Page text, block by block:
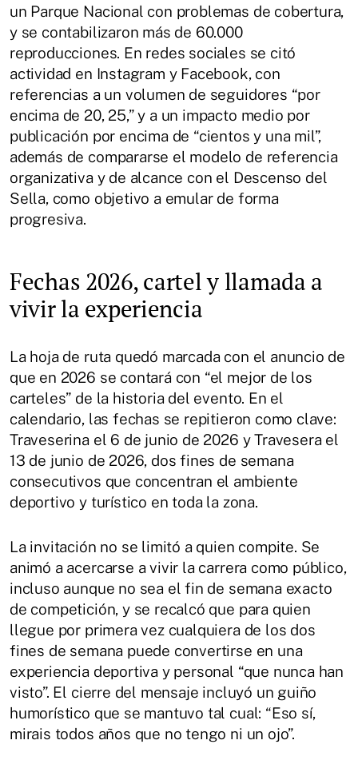
un Parque Nacional con problemas de cobertura,
y se contabilizaron más de 60.000
reproducciones. En redes sociales se citó
actividad en Instagram y Facebook, con
referencias a un volumen de seguidores “por
encima de 20, 25,” y a un impacto medio por
publicación por encima de “cientos y una mil”,
además de compararse el modelo de referencia
organizativa y de alcance con el Descenso del
Sella, como objetivo a emular de forma
progresiva.
Fechas 2026, cartel y llamada a
vivir la experiencia
La hoja de ruta quedó marcada con el anuncio de
que en 2026 se contará con “el mejor de los
carteles” de la historia del evento. En el
calendario, las fechas se repitieron como clave:
Traveserina el 6 de junio de 2026 y Travesera el
13 de junio de 2026, dos fines de semana
consecutivos que concentran el ambiente
deportivo y turístico en toda la zona.
La invitación no se limitó a quien compite. Se
animó a acercarse a vivir la carrera como público,
incluso aunque no sea el fin de semana exacto
de competición, y se recalcó que para quien
llegue por primera vez cualquiera de los dos
fines de semana puede convertirse en una
experiencia deportiva y personal “que nunca han
visto”. El cierre del mensaje incluyó un guiño
humorístico que se mantuvo tal cual: “Eso sí,
mirais todos años que no tengo ni un ojo”.